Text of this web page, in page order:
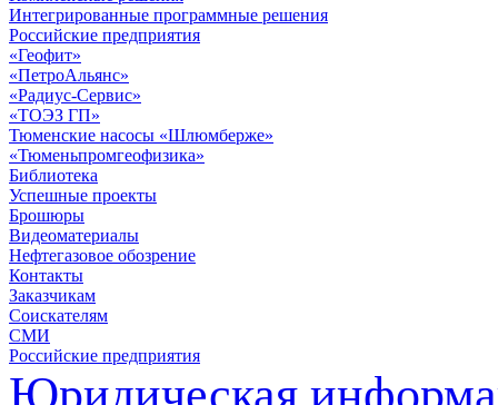
Интегрированные программные решения
Российские предприятия
«Геофит»
«ПетроАльянс»
«Радиус-Сервис»
«ТОЭЗ ГП»
Тюменские насосы «Шлюмберже»
«Тюменьпромгеофизика»
Библиотека
Успешные проекты
Брошюры
Видеоматериалы
Нефтегазовое обозрение
Контакты
Заказчикам
Соискателям
СМИ
Российские предприятия